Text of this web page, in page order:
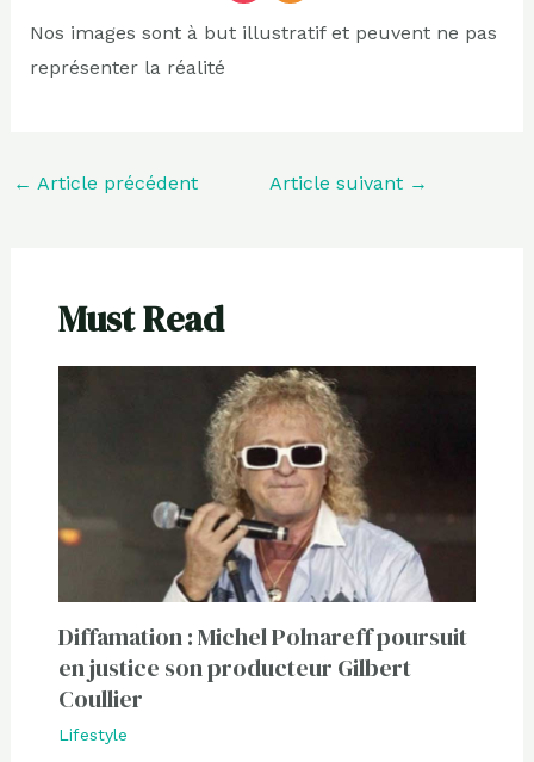
Nos images sont à but illustratif et peuvent ne pas
représenter la réalité
← Article précédent Article suivant →
Must Read
Diffamation : Michel Polnareff poursuit
en justice son producteur Gilbert
Coullier
Lifestyle